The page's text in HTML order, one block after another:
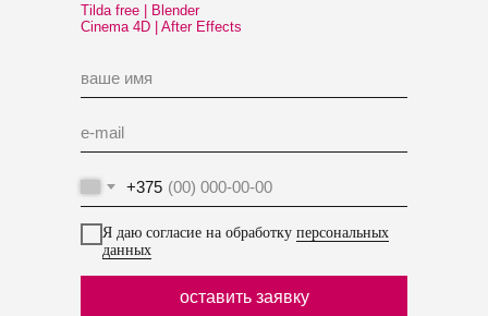
+375
Я даю согласие на обработку персональных
данных
оставить заявку
Tilda free | Blender
Cinema 4D | After Effects